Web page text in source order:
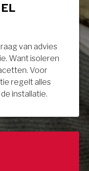
van advies
Want isoleren
Voor
regelt alles
installatie.